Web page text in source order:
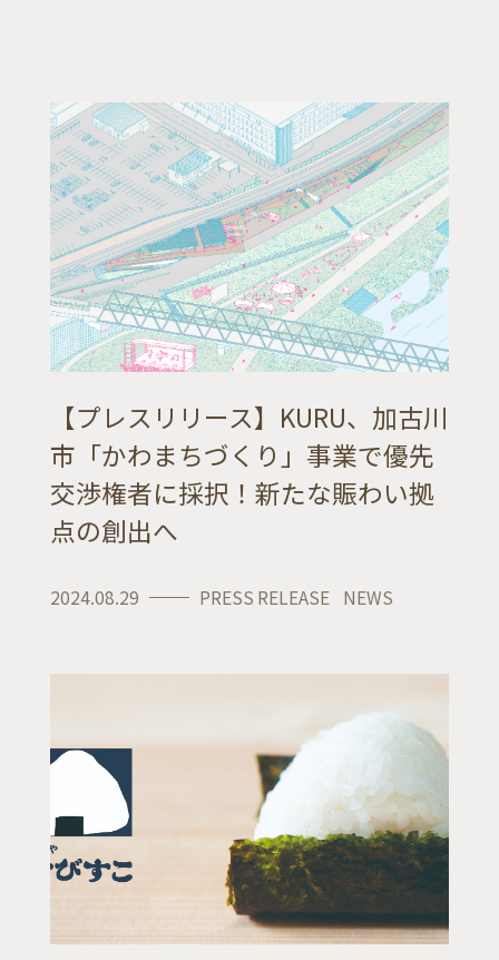
SERVICE
WORKS
JOURNAL
RECRUIT
CONTACT
facebook
note
【プレスリリース】KURU、加古川
市「かわまちづくり」事業で優先
交渉権者に採択！新たな賑わい拠
点の創出へ
2024.08.29 PRESS RELEASE NEWS